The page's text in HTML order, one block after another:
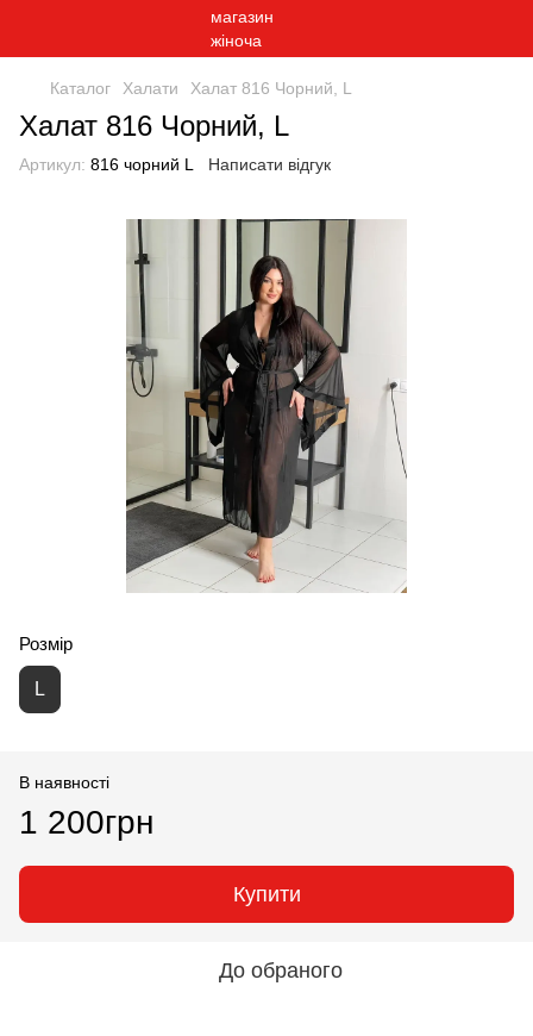
Каталог Халати Халат 816 Чорний, L
Халат 816 Чорний, L
Артикул: 816 чорний L Написати відгук
Розмір
L
В наявності
1 200грн
Купити
До обраного